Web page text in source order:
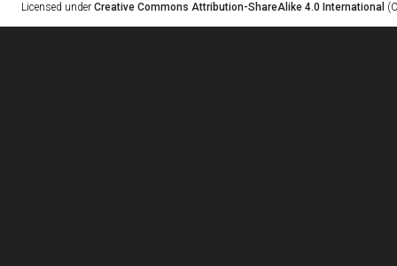
Licensed under Creative Commons Attribution-ShareAlike 4.0 International